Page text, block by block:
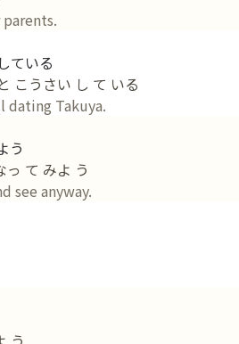
ている
こうさい し て いる
dating Takuya.
う
て みよ う
see anyway.